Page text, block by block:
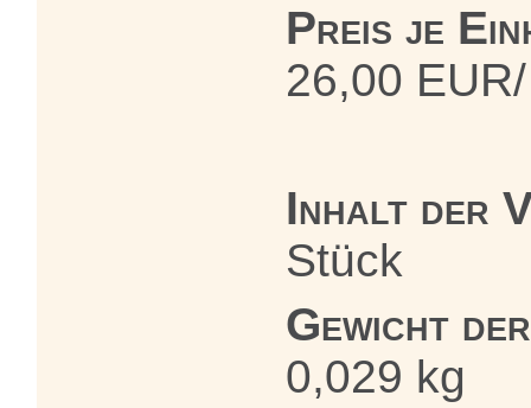
Preis je
26,00
Inhalt der
Stück
Gewicht
0,029 kg